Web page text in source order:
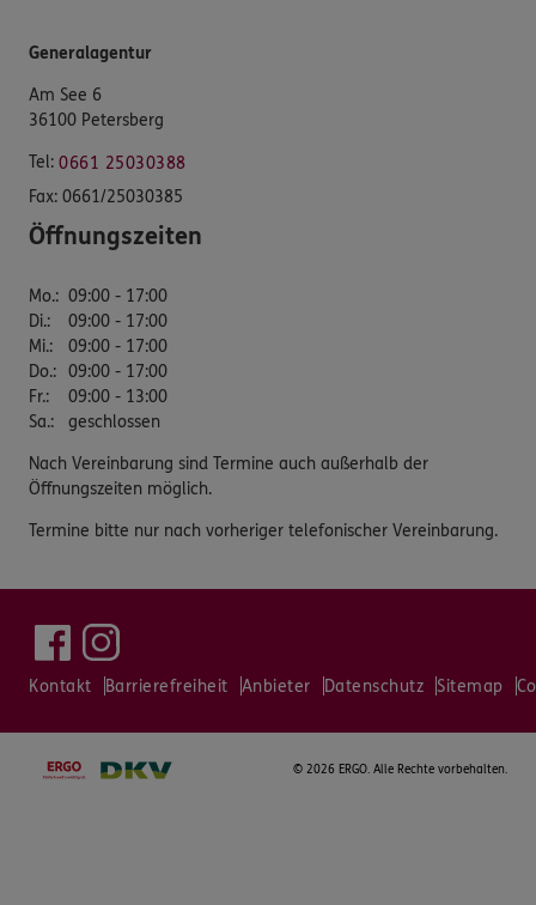
Generalagentur
Am See 6
36100 Petersberg
Tel: 0661 25030388
Fax: 0661/25030385
Öffnungszeiten
Mo.: 09:00 - 17:00
Di.:
09:00 - 17:00
Mi.:
09:00 - 17:00
Do.: 09:00 - 17:00
Fr.:
09:00 - 13:00
Sa.: geschlossen
Nach Vereinbarung sind Termine auch außerhalb der
Öffnungszeiten möglich.
Termine bitte nur nach vorheriger telefonischer Vereinbarung.
Kontakt Barrierefreiheit Anbieter Datenschutz Sitemap
© 2026 ERGO. Alle Rechte vorbehalten.